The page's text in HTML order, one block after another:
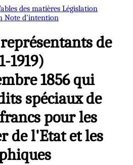
des matières Législation
Note d’intention
de
1919)
1856 qui
spéciaux de
pour les
de l'Etat et les